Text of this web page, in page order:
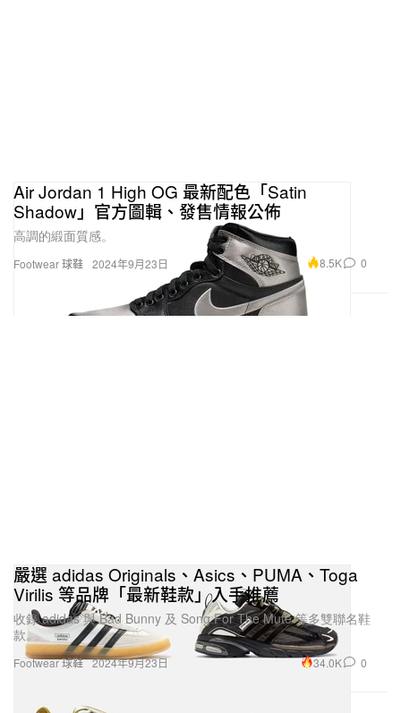
Footwear 球鞋
Air Jordan 1 High OG 最新配色「Satin
Shadow」官方圖輯、發售情報公佈
高調的緞面質感。
2024年9月23日 8.5K 0
Footwear 球鞋
嚴選 adidas Originals、Asics、PUMA、Toga
Virilis 等品牌「最新鞋款」入手推薦
收錄 adidas 與 Bad Bunny 及 Song For The Mute 等多雙聯名鞋
款。
2024年9月23日 34.0K 0